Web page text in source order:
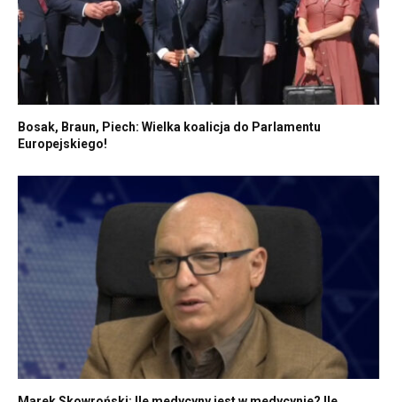
Bosak, Braun, Piech: Wielka koalicja do Parlamentu
Europejskiego!